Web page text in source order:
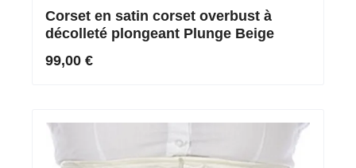
Corset en satin corset overbust à
décolleté plongeant Plunge Beige
99,00 €